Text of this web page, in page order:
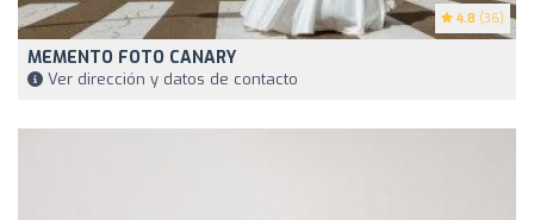
4.8 (36)
MEMENTO FOTO CANARY
Ver dirección y datos de contacto